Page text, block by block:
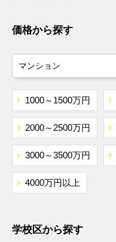
いわて銀河鉄道
仙台市営南北線
東北新幹線
秋田新幹線
価格から探す
1000～1500万円
2000～2500万円
3000～3500万円
4000万円以上
学校区から探す